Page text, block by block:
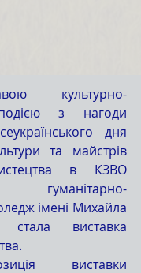
з нагоди
дня
та майстрів
в КЗВО
імені Михайла
стала виставка